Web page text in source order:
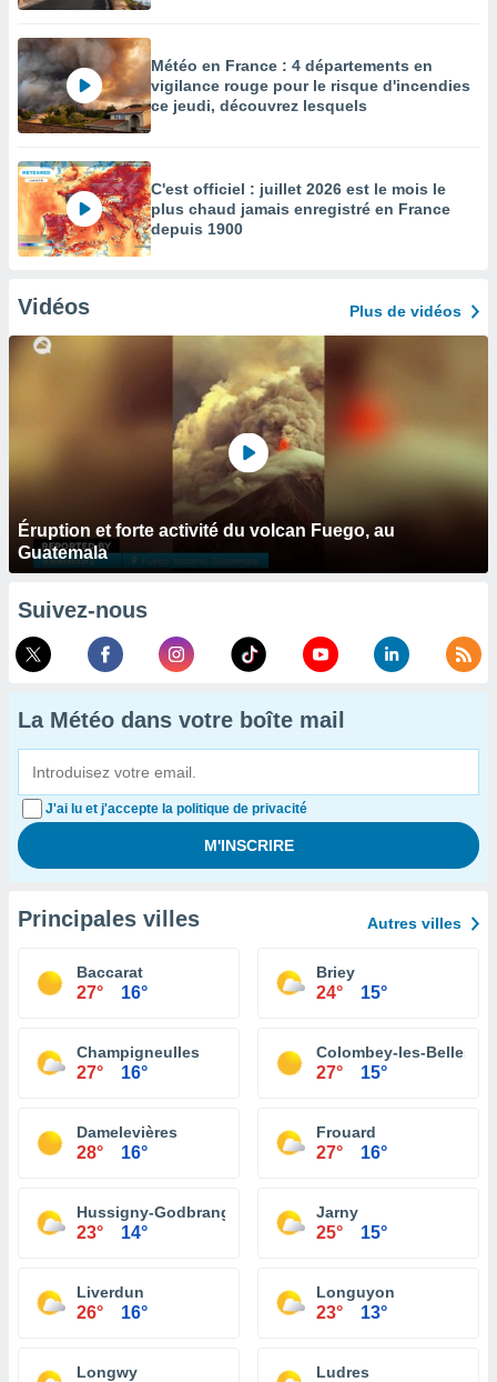
Météo en France : 4 départements en
vigilance rouge pour le risque d'incendies
ce jeudi, découvrez lesquels
C'est officiel : juillet 2026 est le mois le
plus chaud jamais enregistré en France
depuis 1900
Vidéos Plus de vidéos
Éruption et forte activité du volcan Fuego, au
Guatemala
Suivez-nous
La Météo dans votre boîte mail
J'ai lu et j'accepte la politique de privacité
Principales villes Autres villes
Baccarat
27° 16°
Briey
24° 15°
Champigneulles
27° 16°
Colombey-les-Belles
27° 15°
Damelevières
28° 16°
Frouard
27° 16°
Hussigny-Godbrange
23° 14°
Jarny
25° 15°
Liverdun
26° 16°
Longuyon
23° 13°
Longwy Ludres